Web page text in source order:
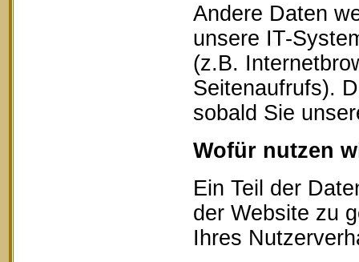
Andere Daten
unsere IT-
(z.B.
Seitenaufrufs).
sobald Sie
Wofür nutzen
Ein Teil der
der Website zu
Ihres